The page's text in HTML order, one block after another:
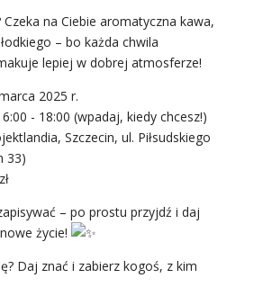
na Ciebie aromatyczna kawa,
– bo każda chwila
lepiej w dobrej atmosferze!
2025 r.
- 18:00 (wpadaj, kiedy chcesz!)
Szczecin, ul. Piłsudskiego
33)
– po prostu przyjdź i daj
życie!
Daj znać i zabierz kogoś, z kim